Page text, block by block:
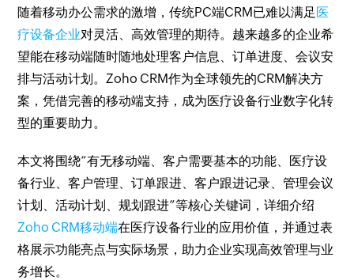
随着移动办公需求的激增，传统PC端CRM已难以满足医
疗设备企业对灵活、高效管理的期待。越来越多的企业希
望能在移动端随时随地处理客户信息、订单进度、会议安
排与活动计划。Zoho CRM作为全球领先的CRM解决方
案，凭借完善的移动端支持，成为医疗设备行业数字化转
型的重要助力。
本文将围绕“有无移动端、客户需要基本的功能、医疗设
备行业、客户管理、订单跟进、客户跟进记录、管理会议
计划、活动计划、规划跟进”等核心关键词，详细介绍
Zoho CRM移动端在医疗设备行业的应用价值，并通过表
格展示功能亮点与实际场景，助力企业实现高效管理与业
务增长。